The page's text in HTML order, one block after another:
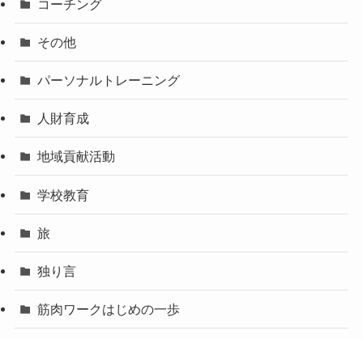
コーチング
その他
パーソナルトレーニング
人財育成
地域貢献活動
学校教育
旅
独り言
筋肉ワークはじめの一歩